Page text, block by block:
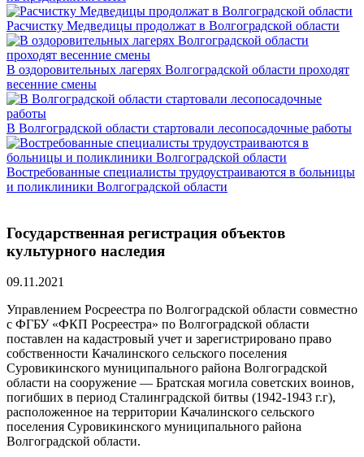
Расчистку Медведицы продолжат в Волгоградской области
В оздоровительных лагерях Волгоградской области проходят
весенние смены
В Волгоградской области стартовали лесопосадочные работы
Востребованные специалисты трудоустраиваются в больницы
и поликлиники Волгоградской области
Государственная регистрация объектов
культурного наследия
09.11.2021
Управлением Росреестра по Волгоградской области совместно
с ФГБУ «ФКП Росреестра» по Волгоградской области
поставлен на кадастровый учет и зарегистрировано право
собственности Качалинского сельского поселения
Суровикинского муниципального района Волгоградской
области на сооружение — Братская могила советских воинов,
погибших в период Сталинградской битвы (1942-1943 г.г),
расположенное на территории Качалинского сельского
поселения Суровикинского муниципального района
Волгоградской области.